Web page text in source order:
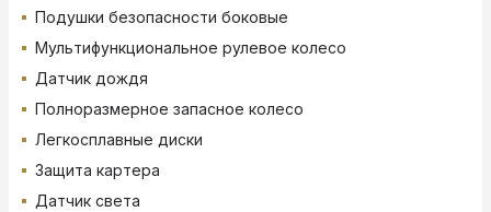
Подушки безопасности боковые
Мультифункциональное рулевое колесо
Датчик дождя
Полноразмерное запасное колесо
Легкосплавные диски
Защита картера
Датчик света